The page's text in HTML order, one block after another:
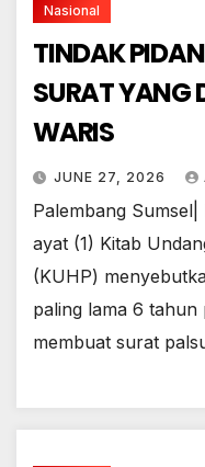
Nasional
TINDAK
SURAT YANG
WARIS
JUNE 27, 2026
Palembang
ayat (1) Kitab
(KUHP)
paling lama 6 tahun
membuat surat